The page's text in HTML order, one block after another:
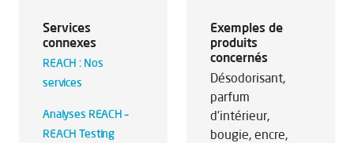
Services
connexes
REACH : Nos
services
Analyses REACH –
REACH Testing
Exemples de
produits
concernés
Désodorisant,
parfum
d’intérieur,
bougie, encre,